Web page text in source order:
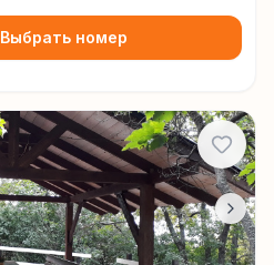
Выбрать номер